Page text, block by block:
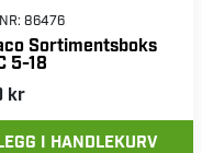
86476
Sortimentsboks
5-18
kr
I HANDLEKURV